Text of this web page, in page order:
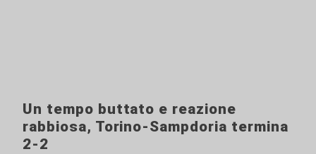
Un tempo buttato e reazione
rabbiosa, Torino-Sampdoria termina
2-2